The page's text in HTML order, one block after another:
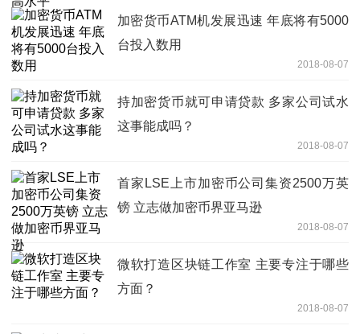
加密货币ATM机发展迅速 年底将有5000
台投入数用
2018-08-07
持加密货币就可申请贷款 多家公司试水
这事能成吗？
2018-08-07
首家LSE上市加密币公司集资2500万英
镑 立志做加密币界亚马逊
2018-08-07
微软打造区块链工作室 主要专注于哪些
方面？
2018-08-07